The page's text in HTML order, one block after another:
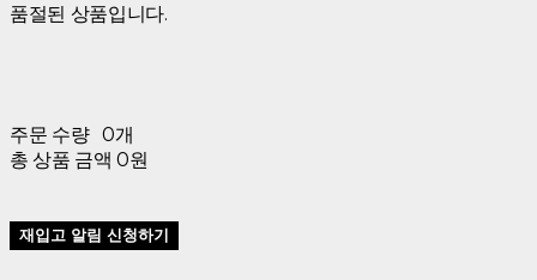
품절된 상품입니다.
주문 수량 0개
총 상품 금액 0원
재입고 알림 신청하기